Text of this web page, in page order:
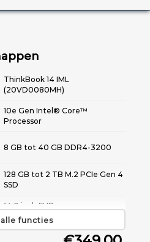
ThinkBook 14 IML
(20VD0080MH)
10e Gen Intel® Core™
Processor
8 GB tot 40 GB DDR4-3200
128 GB tot 2 TB M.2 PCIe Gen 4
SSD
14.0 inch FHD
Intel® Iris® Xe Graphics
functies